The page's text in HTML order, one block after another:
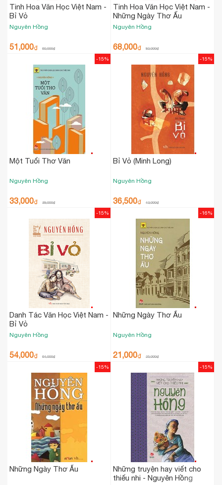
Tinh Hoa Văn Học Việt Nam -
Bỉ Vỏ
Nguyên Hồng
51,000₫ 60,000₫
Tinh Hoa Văn Học Việt Nam -
Những Ngày Thơ Ấu
Nguyên Hồng
68,000₫ 80,000₫
Một Tuổi Thơ Văn
Nguyên Hồng
33,000₫ 39,000₫
-15%
Bỉ Vỏ (Minh Long)
Nguyên Hồng
36,500₫ 43,000₫
-15%
Danh Tác Văn Học Việt Nam -
Bỉ Vỏ
Nguyên Hồng
54,000₫ 64,000₫
-15%
Những Ngày Thơ Ấu
Nguyên Hồng
21,000₫ 25,000₫
-16%
Những Ngày Thơ Ấu
-15%
Những truyện hay viết cho
thiếu nhi - Nguyên Hồng
-15%